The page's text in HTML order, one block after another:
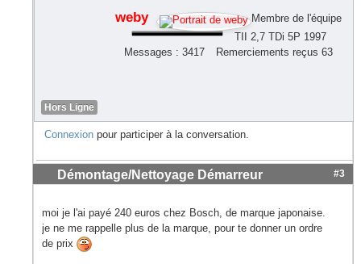
weby
Membre de l'équipe
TII 2,7 TDi 5P 1997
Messages : 3417
Remerciements reçus 63
Hors Ligne
Connexion pour participer à la conversation.
Démontage/Nettoyage Démarreur #3
moi je l'ai payé 240 euros chez Bosch, de marque japonaise.
je ne me rappelle plus de la marque, pour te donner un ordre
de prix